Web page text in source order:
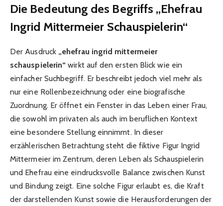
Die Bedeutung des Begriffs „Ehefrau
Ingrid Mittermeier Schauspielerin“
Der Ausdruck „ehefrau ingrid mittermeier
schauspielerin“ wirkt auf den ersten Blick wie ein
einfacher Suchbegriff. Er beschreibt jedoch viel mehr als
nur eine Rollenbezeichnung oder eine biografische
Zuordnung. Er öffnet ein Fenster in das Leben einer Frau,
die sowohl im privaten als auch im beruflichen Kontext
eine besondere Stellung einnimmt. In dieser
erzählerischen Betrachtung steht die fiktive Figur Ingrid
Mittermeier im Zentrum, deren Leben als Schauspielerin
und Ehefrau eine eindrucksvolle Balance zwischen Kunst
und Bindung zeigt. Eine solche Figur erlaubt es, die Kraft
der darstellenden Kunst sowie die Herausforderungen der